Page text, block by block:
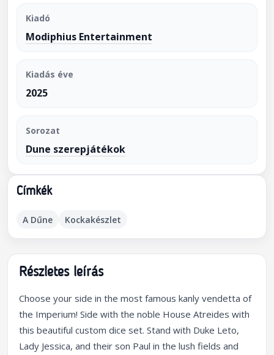
Kiadó
Modiphius Entertainment
Kiadás éve
2025
Sorozat
Dune szerepjátékok
Címkék
A Dűne Kockakészlet
Részletes leírás
Choose your side in the most famous kanly vendetta of
the Imperium! Side with the noble House Atreides with
this beautiful custom dice set. Stand with Duke Leto,
Lady Jessica, and their son Paul in the lush fields and